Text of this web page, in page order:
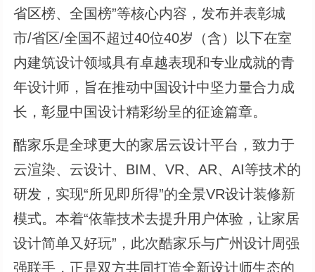
省区榜、全国榜”等核心内容，发布并表彰城
市/省区/全国不超过40位40岁（含）以下在室
内建筑设计领域具有卓越表现和专业成就的青
年设计师，旨在推动中国设计中坚力量合力成
长，彰显中国设计精彩纷呈的征途篇章。
酷家乐是全球更大的家居云设计平台，致力于
云渲染、云设计、BIM、VR、AR、AI等技术的
研发，实现“所见即所得”的全景VR设计装修新
模式。本着“依靠技术去提升用户体验，让家居
设计简单又好玩”，此次酷家乐与广州设计周强
强联手，正是双方共同打造全新设计师生态的